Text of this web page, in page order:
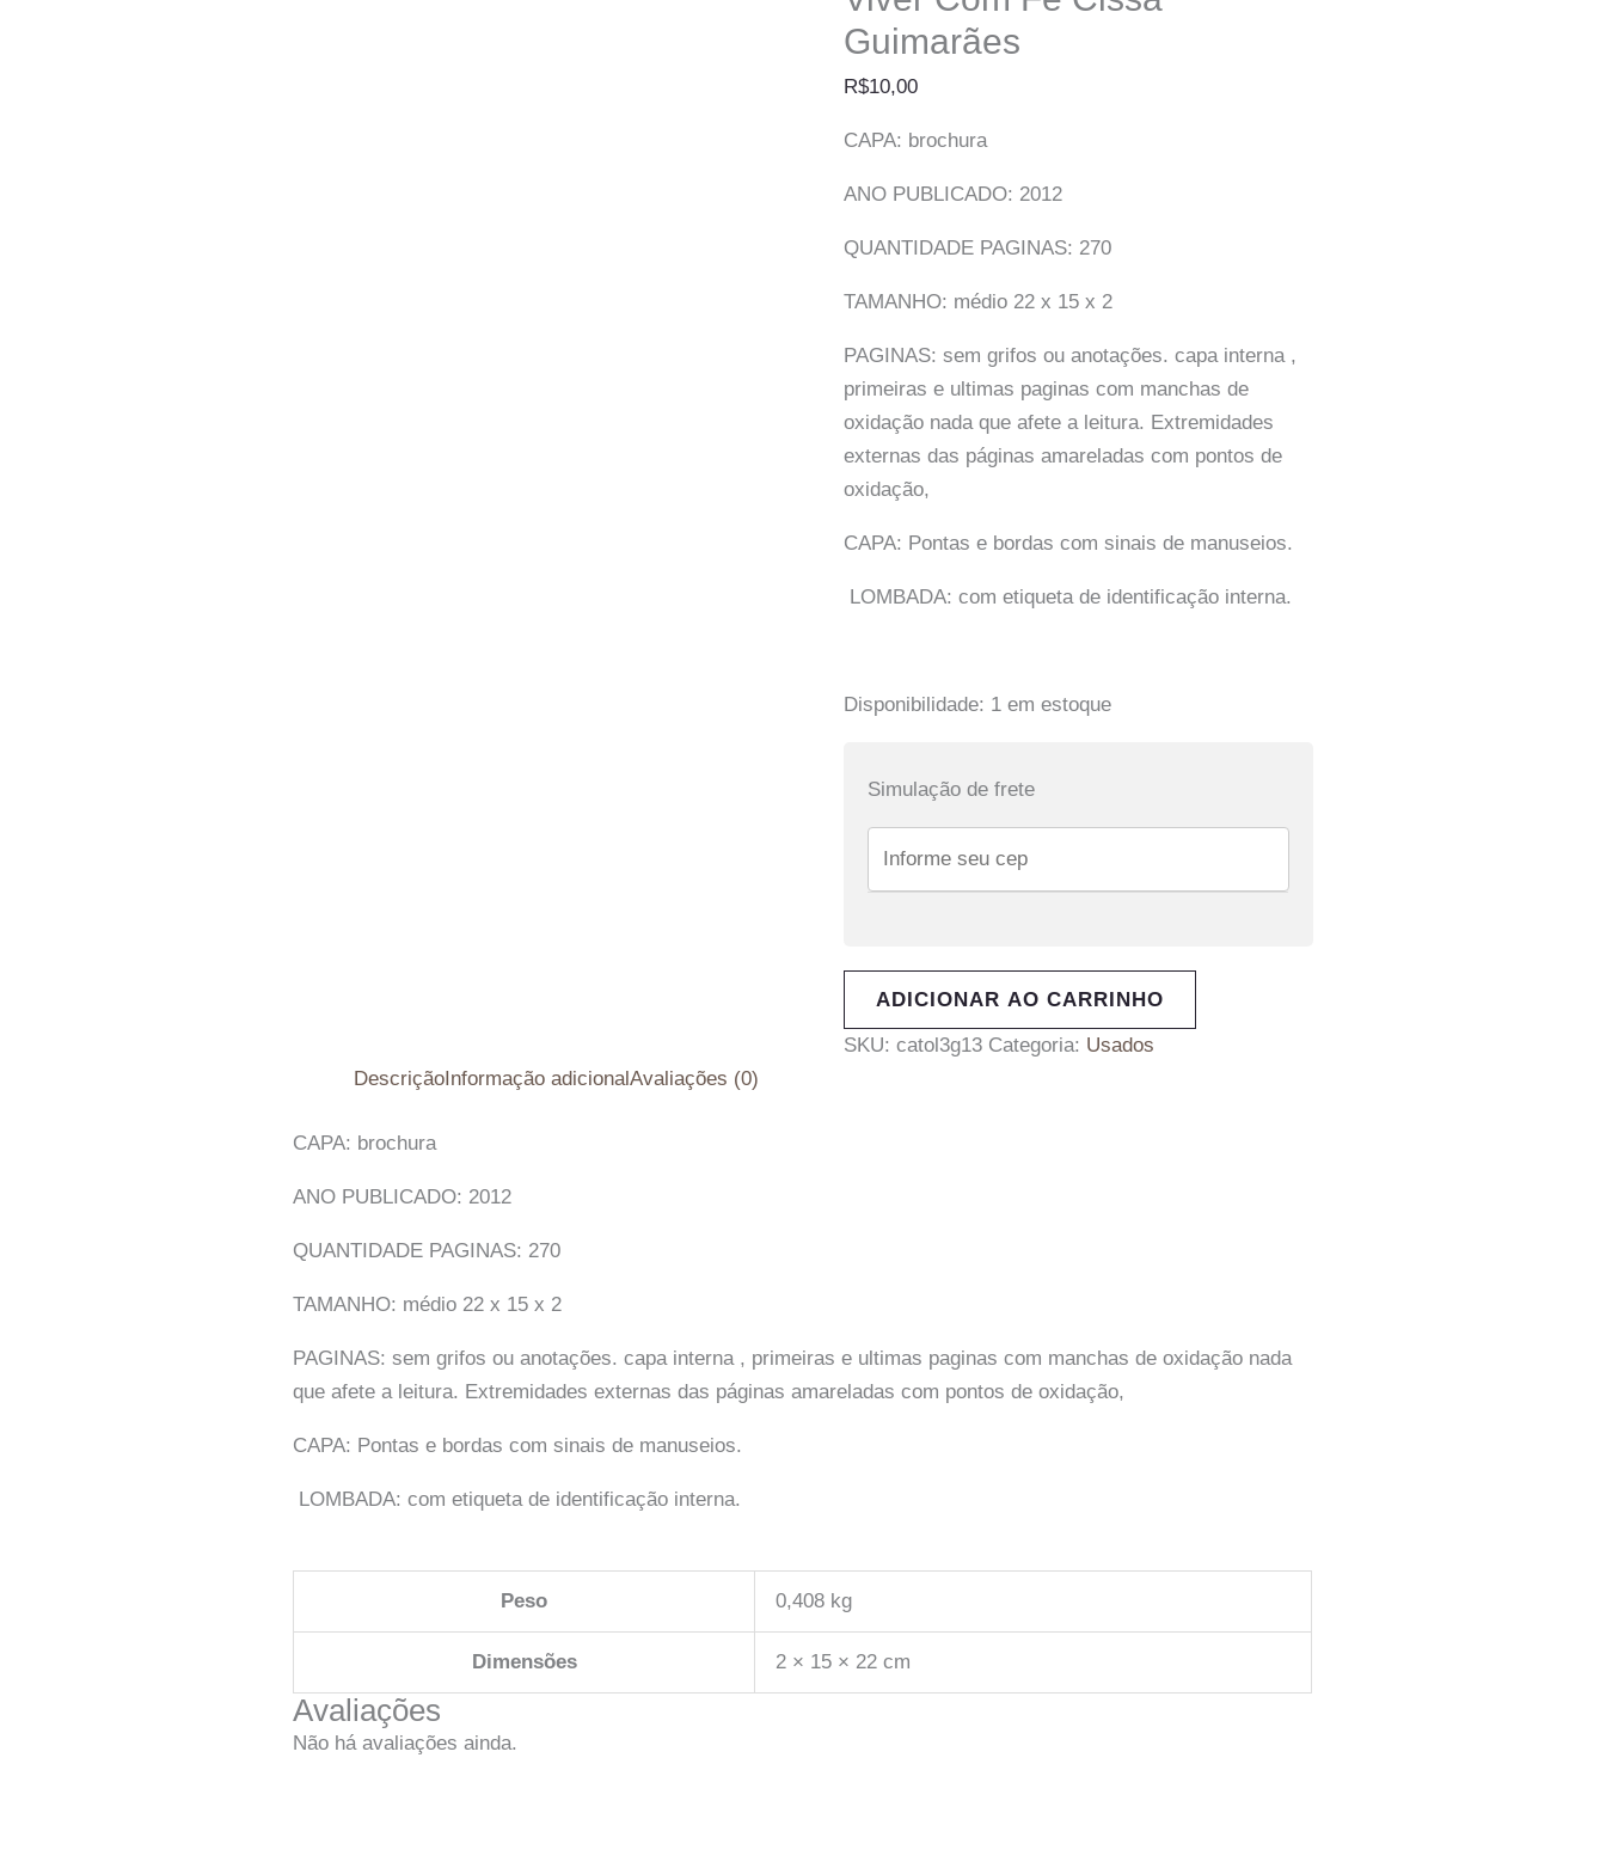
Guimarães
R$10,00
CAPA: brochura
ANO PUBLICADO: 2012
QUANTIDADE PAGINAS: 270
TAMANHO: médio 22 x 15 x 2
PAGINAS: sem grifos ou anotações. capa interna ,
primeiras e ultimas paginas com manchas de
oxidação nada que afete a leitura. Extremidades
externas das páginas amareladas com pontos de
oxidação,
CAPA: Pontas e bordas com sinais de manuseios.
LOMBADA: com etiqueta de identificação interna.
Disponibilidade: 1 em estoque
Simulação de frete
ADICIONAR AO CARRINHO
SKU:catol3g13 Categoria: Usados
Descrição Informação adicionalAvaliações (0)
CAPA: brochura
ANO PUBLICADO: 2012
QUANTIDADE PAGINAS: 270
TAMANHO: médio 22 x 15 x 2
PAGINAS: sem grifos ou anotações. capa interna , primeiras e ultimas paginas com manchas de oxidação nada
que afete a leitura. Extremidades externas das páginas amareladas com pontos de oxidação,
CAPA: Pontas e bordas com sinais de manuseios.
LOMBADA: com etiqueta de identificação interna.
Peso 0,408 kg
Dimensões 2 × 15 × 22 cm
Avaliações
Não há avaliações ainda.